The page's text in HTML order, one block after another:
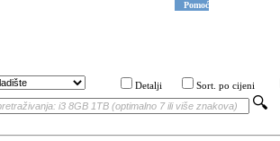
Pomoć
Detalji Sort. po cijeni